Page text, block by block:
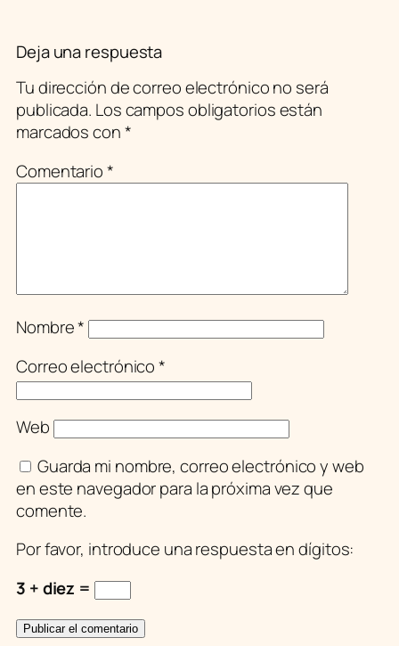
Deja una respuesta
Tu dirección de correo electrónico no será
publicada. Los campos obligatorios están
marcados con*
Comentario*
Nombre*
Correo electrónico*
Web
Guarda mi nombre, correo electrónico y web
en este navegador para la próxima vez que
comente.
Por favor, introduce una respuesta en dígitos:
3 + diez =